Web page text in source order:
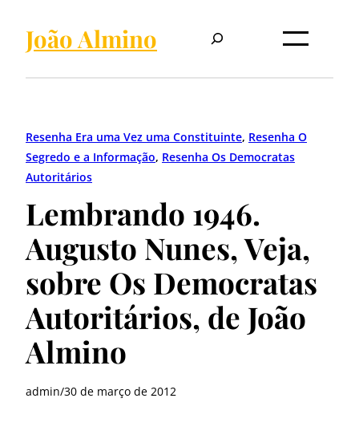
João Almino
Resenha Era uma Vez uma Constituinte, Resenha O
Segredo e a Informação, Resenha Os Democratas
Autoritários
Lembrando 1946.
Augusto Nunes, Veja,
sobre Os Democratas
Autoritários, de João
Almino
admin/30 de março de 2012